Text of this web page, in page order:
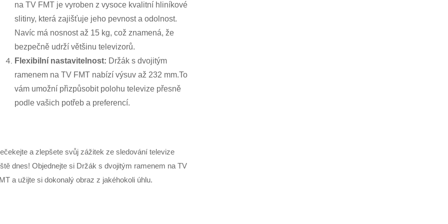
na TV FMT je vyroben z vysoce kvalitní hliníkové
slitiny, která zajišťuje jeho pevnost a odolnost.
Navíc má nosnost až 15 kg, což znamená, že
bezpečně udrží většinu televizorů.
Flexibilní nastavitelnost: Držák s dvojitým
ramenem na TV FMT nabízí výsuv až 232 mm.To
vám umožní přizpůsobit polohu televize přesně
podle vašich potřeb a preferencí.
a zlepšete svůj zážitek ze sledování televize
dnes! Objednejte si Držák s dvojitým ramenem na TV
a užijte si dokonalý obraz z jakéhokoli úhlu.